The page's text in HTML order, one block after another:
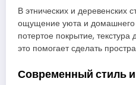
В этнических и деревенских
ощущение уюта и домашнего
потертое покрытие,
это помогает сделать
Современный стиль